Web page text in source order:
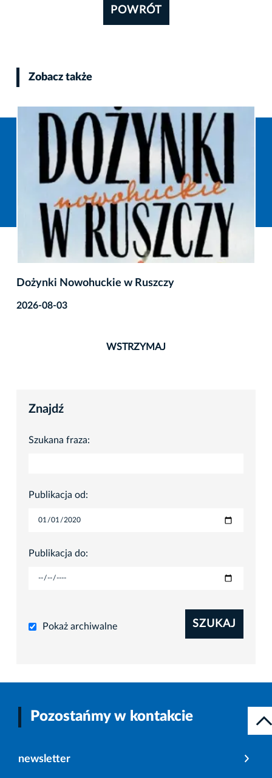
POWRÓT
Zobacz także
Dożynki Nowohuckie w Ruszczy
2026-08-03
WSTRZYMAJ
Znajdź
Szukana fraza:
Publikacja od:
Publikacja do:
Pokaż archiwalne SZUKAJ
Pozostańmy w kontakcie
newsletter